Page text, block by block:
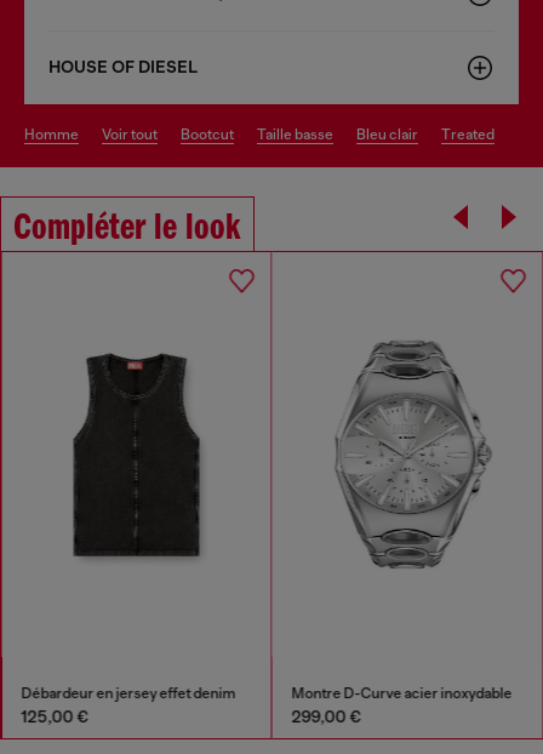
HOUSE OF DIESEL
homme voir tout bootcut taille basse bleu clair treated
Compléter le look
Débardeur en jersey effet denim
125,00 €
Montre D-Curve acier inoxydable
299,00 €